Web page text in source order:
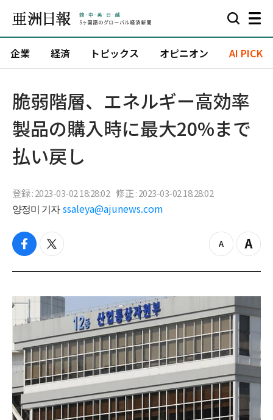
企業 経済 トピックス オピニオン AI PICK
脆弱階層、エネルギー高効率
製品の購入時に最大20%まで
払い戻し
登録 : 2023-03-02 18:28:02 修正 : 2023-03-02 18:28:02
양정미 기자 ssaleya@ajunews.com
f
c
b
o
o
t
i
t
r
z
o
o
u
t
Z
o
i
n